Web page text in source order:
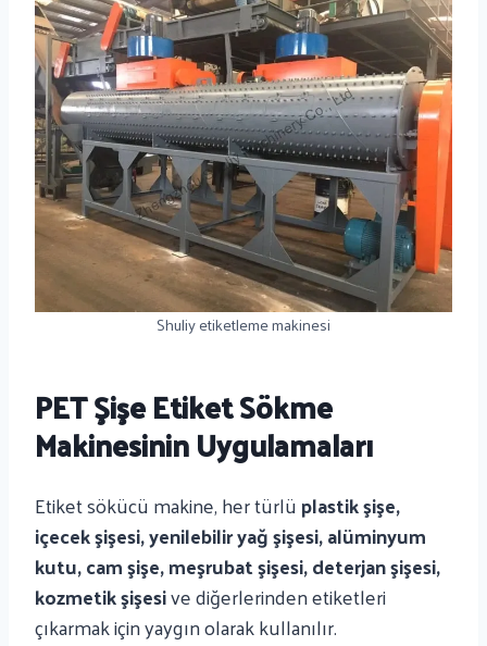
Shuliy etiketleme makinesi
PET Şişe Etiket Sökme
Makinesinin Uygulamaları
Etiket sökücü makine, her türlüplastik şişe,
içecek şişesi, yenilebilir yağ şişesi, alüminyum
kutu, cam şişe, meşrubat şişesi, deterjan şişesi,
kozmetik şişesive diğerlerinden etiketleri
çıkarmak için yaygın olarak kullanılır.